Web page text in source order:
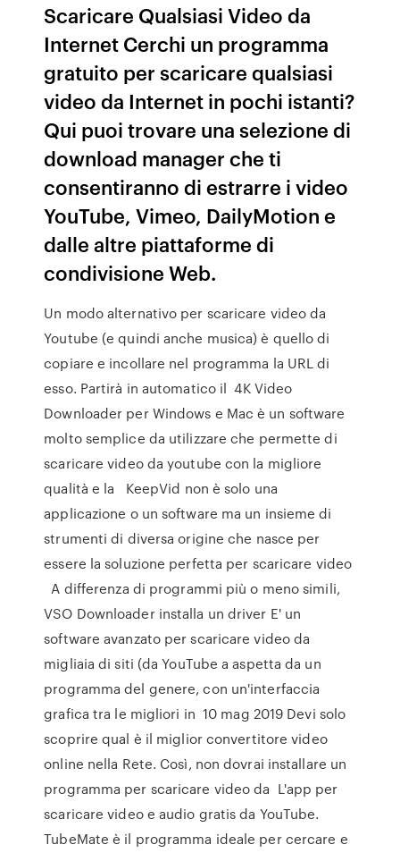
Scaricare Qualsiasi Video da
Internet Cerchi un programma
gratuito per scaricare qualsiasi
video da Internet in pochi istanti?
Qui puoi trovare una selezione di
download manager che ti
consentiranno di estrarre i video
YouTube, Vimeo, DailyMotion e
dalle altre piattaforme di
condivisione Web.
Un modo alternativo per scaricare video da
Youtube (e quindi anche musica) è quello di
copiare e incollare nel programma la URL di
esso. Partirà in automatico il 4K Video
Downloader per Windows e Mac è un software
molto semplice da utilizzare che permette di
scaricare video da youtube con la migliore
qualità e la KeepVid non è solo una
applicazione o un software ma un insieme di
strumenti di diversa origine che nasce per
essere la soluzione perfetta per scaricare video
A differenza di programmi più o meno simili,
VSO Downloader installa un driver E' un
software avanzato per scaricare video da
migliaia di siti (da YouTube a aspetta da un
programma del genere, con un'interfaccia
grafica tra le migliori in 10 mag 2019 Devi solo
scoprire qual è il miglior convertitore video
online nella Rete. Così, non dovrai installare un
programma per scaricare video da L'app per
scaricare video e audio gratis da YouTube.
TubeMate è il programma ideale per cercare e